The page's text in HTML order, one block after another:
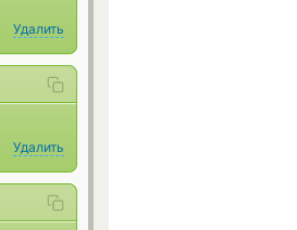
Удалить
Удалить